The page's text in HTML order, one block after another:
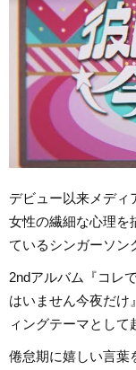
デビュー以来メディ
女性の繊細な心理を
ているシンガーソン
2ndアルバム『コレ
はいません今夜だけ
ィングテーマとして
倦怠期に嬉しい言葉